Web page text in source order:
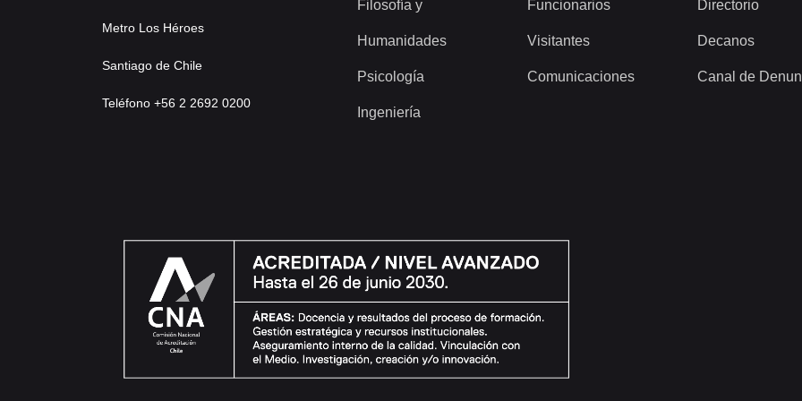
Metro Los Héroes
Santiago de Chile
Teléfono +56 2 2692 0200
Filosofía y
Humanidades
Psicología
Ingeniería
Funcionarios
Visitantes
Comunicaciones
Directorio
Decanos
Canal de